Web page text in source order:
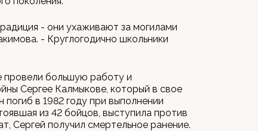
- они ухаживают за могилами
- Круглогодично школьники
большую работу и
Сергее Калмыкове, который в свое
в 1982 году при выполнении
из 42 бойцов, выступила против
Сергей получил смертельное ранение.